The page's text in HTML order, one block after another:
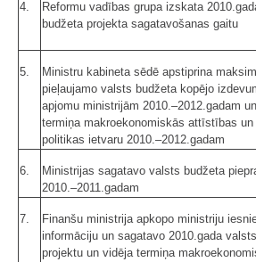
4.
Reformu vadības grupa izskata
budžeta projekta sagatavošanas gaitu
5.
Ministru kabineta sēdē apstiprina
pieļaujamo valsts budžeta kopējo
apjomu ministrijām 2010.–2012.gadam
termiņa makroekonomiskās attīstības
politikas ietvaru 2010.–2012.gadam
6.
Ministrijas sagatavo valsts budžeta
2010.–2011.gadam
7.
Finanšu ministrija apkopo ministriju
informāciju un sagatavo 2010.gada
projektu un vidēja termiņa